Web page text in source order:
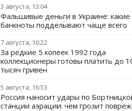
3 августа, 13:04
Фальшивые деньги в Украине: какие
банкноты подделывают чаще всего
7 августа, 10:22
За редкие 5 копеек 1992 года
коллекционеры готовы платить до
тысяч гривен
5 августа, 16:53
Россия наносит удары по
станции аэрации: чем грозит